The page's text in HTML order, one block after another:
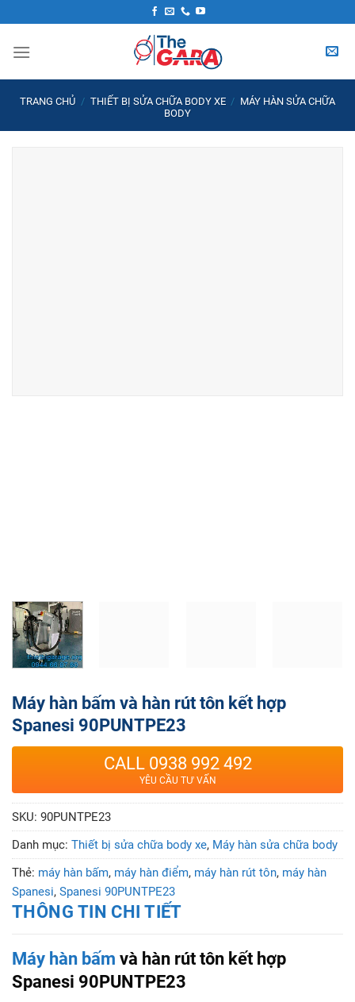
to
content
TRANG CHỦ / THIẾT BỊ SỬA CHỮA BODY XE / MÁY HÀN SỬA CHỮA
BODY
Máy hàn bấm và hàn rút tôn kết hợp
Spanesi 90PUNTPE23
CALL 0938 992 492
YÊU CẦU TƯ VẤN
SKU: 90PUNTPE23
Danh mục: Thiết bị sửa chữa body xe, Máy hàn sửa chữa body
Thẻ: máy hàn bấm, máy hàn điểm, máy hàn rút tôn, máy hàn
Spanesi, Spanesi 90PUNTPE23
THÔNG TIN CHI TIẾT
Máy hàn bấm và hàn rút tôn kết hợp
Spanesi 90PUNTPE23